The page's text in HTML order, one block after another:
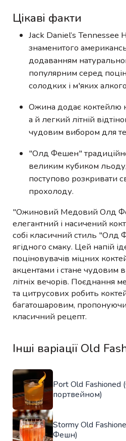
Цікаві факти
Jack Daniel’s Tennessee
знаменитого
додаванням
популярним серед
солодких і м'яких
Ожина додає коктейлю
а й легкий літній
чудовим вибором для
"Олд Фешен"
великим кубиком
поступово розкривати
прохолоду.
"Ожиновий Медовий Олд
елегантний і насичений
собі класичний стиль "Олд
ягідного смаку. Цей напій
поціновувачів міцних
акцентами і стане чудовим
літніх вечорів. Поєднання
та цитрусових робить
багатошаровим,
класичний рецепт.
Інші варіації Old
Port Old Fashioned
портвейном)
Stormy Old
Фешн)